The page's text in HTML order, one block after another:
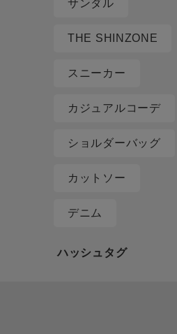
サンダル
THE SHINZONE
スニーカー
カジュアルコーデ
ショルダーバッグ
カットソー
デニム